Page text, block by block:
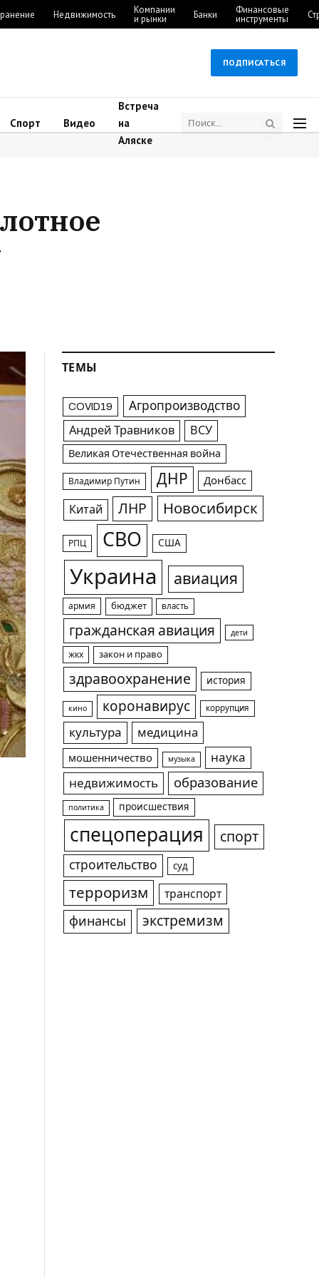
Недвижимость Компании
и рынки Банки Финансовые
инструменты
ПОДПИСАТЬСЯ
Спорт Видео
Встреча
на
Аляске
ТЕМЫ
COVID19 Агропроизводство
Андрей Травников ВСУ
Великая Отечественная война
Владимир Путин ДНР Донбасс
Китай ЛНР Новосибирск
РПЦ СВО США
Украина авиация
армия бюджет власть
гражданская авиация дети
жкх закон и право
здравоохранение история
кино коронавирус коррупция
культура медицина
мошенничество музыка
наука
недвижимость
образование
политика происшествия
спецоперация спорт
строительство суд
терроризм транспорт
финансы экстремизм